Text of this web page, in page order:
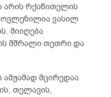
არის რქაწითელის
ვასილ
მიიღება
მშრალი თეთრი და
მცირედაა
თელავის,